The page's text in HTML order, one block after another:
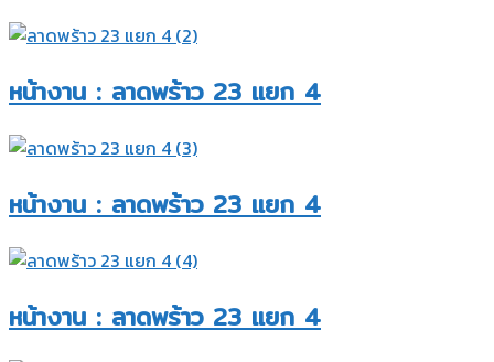
หน้างาน : ลาดพร้าว 23 แยก 4​
หน้างาน : ลาดพร้าว 23 แยก 4​
หน้างาน : ลาดพร้าว 23 แยก 4​